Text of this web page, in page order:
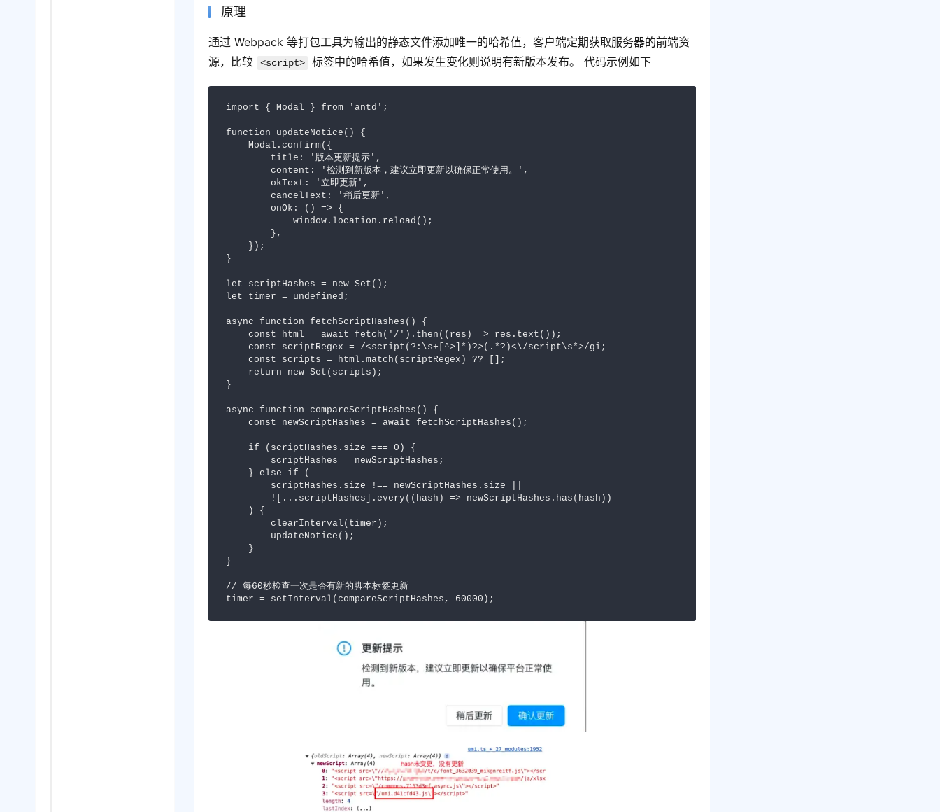
原理
通过 Webpack 等打包工具为输出的静态文件添加唯一的哈希值，客户端定期获取服务器的前端资
源，比较
<script> 标签中的哈希值，如果发生变化则说明有新版本发布。 代码示例如下
import { Modal } from 'antd';
function updateNotice() {
    Modal.confirm({
        content: '检测到新版本，建议立即更新以确保正常使用。',
        okText: '立即更新',
        cancelText: '稍后更新',
        onOk: () => {
            window.location.reload();
}
let scriptHashes = new Set();
let timer = undefined;
async function fetchScriptHashes() {
    const html = await fetch('/').then((res) => res.text());
    const scriptRegex = /<script(?:\s+[^>]*)?>(.*?)<\/script\s*>/gi;
    const scripts = html.match(scriptRegex) ?? [];
}
async function compareScriptHashes() {
    const newScriptHashes = await fetchScriptHashes();
        clearInterval(timer);
}
// 每60秒检查一次是否有新的脚本标签更新
timer = setInterval(compareScriptHashes, 60000);